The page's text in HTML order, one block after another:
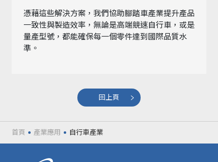
憑藉這些解決方案，我們協助腳踏車產業提升產品
一致性與製造效率，無論是高端競速自行車，或是
量產型號，都能確保每一個零件達到國際品質水
準。
回上頁
首頁 產業應用 自行車產業